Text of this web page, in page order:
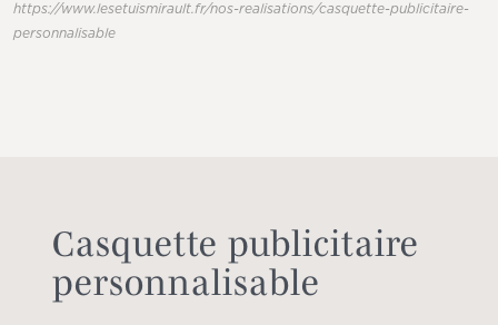
https://www.lesetuismirault.fr/nos-realisations/casquette-publicitaire-
personnalisable
Casquette publicitaire
personnalisable